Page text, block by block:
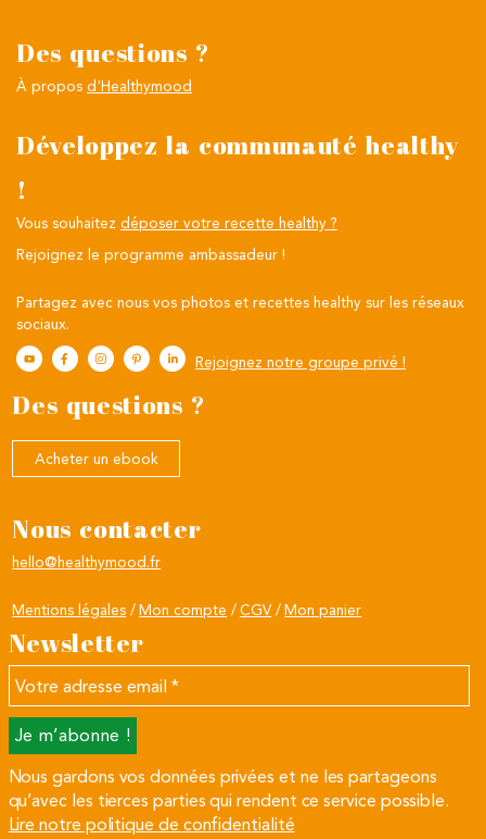
Des questions ?
À propos d'Healthymood
Développez la communauté healthy
!
Vous souhaitez déposer votre recette healthy ?
Rejoignez le programme ambassadeur !
Partagez avec nous vos photos et recettes healthy sur les réseaux
sociaux.
Rejoignez notre groupe privé !
Des questions ?
Acheter un ebook
Nous contacter
hello@healthymood.fr
Mentions légales Mon compte CGV Mon panier
Newsletter
Votre
email
Nous gardons vos données privées et ne les partageons
qu’avec les tierces parties qui rendent ce service possible.
Lire notre politique de confidentialité